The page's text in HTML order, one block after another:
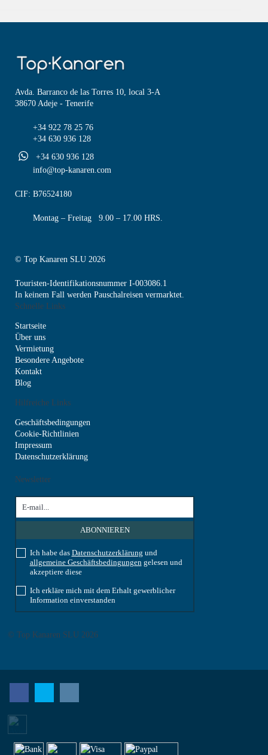
Avda. Barranco de las Torres 10, local 3-A
38670 Adeje - Tenerife
+34 922 78 25 76
+34 630 936 128
+34 630 936 128
info@top-kanaren.com
CIF: B76524180
Montag – Freitag 9.00 – 17.00 HRS.
© Top Kanaren SLU 2026
Touristen-Identifikationsnummer I-003086.1
In keinem Fall werden Pauschalreisen vermarktet.
Schnelle Links
Startseite
Über uns
Vermietung
Besondere Angebote
Kontakt
Blog
Hilfreiche Links
Geschäftsbedingungen
Cookie-Richtlinien
Impressum
Datenschutzerklärung
Newsletter
Ich habe das Datenschutzerklärung und
allgemeine Geschäftsbedingungengelesen und
akzeptiere diese
Ich erkläre mich mit dem Erhalt gewerblicher
Information einverstanden
© Top Kanaren SLU 2026